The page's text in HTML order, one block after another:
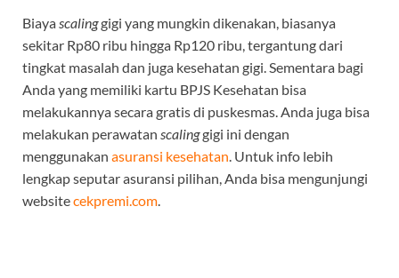
Biayascalinggigi yang mungkin dikenakan, biasanya
sekitar Rp80 ribu hingga Rp120 ribu, tergantung dari
tingkat masalah dan juga kesehatan gigi. Sementara bagi
Anda yang memiliki kartu BPJS Kesehatan bisa
melakukannya secara gratis di puskesmas. Anda juga bisa
melakukan perawatan scalinggigi ini dengan
menggunakan asuransi kesehatan. Untuk info lebih
lengkap seputar asuransi pilihan, Anda bisa mengunjungi
websitecekpremi.com.